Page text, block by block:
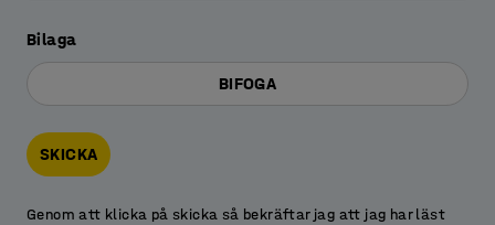
Bilaga
BIFOGA
SKICKA
Genom att klicka på skicka så bekräftar jag att jag har läst